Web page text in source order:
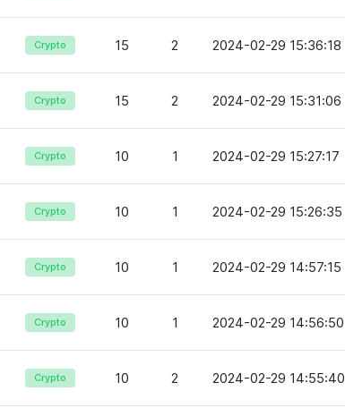
Crypto 15 2 2024-02-29 15:36:18
Crypto 15 2 2024-02-29 15:31:06
Crypto 10 1 2024-02-29 15:27:17
Crypto 10 1 2024-02-29 15:26:35
Crypto 10 1 2024-02-29 14:57:15
Crypto 10 1 2024-02-29 14:56:50
Crypto 10 2 2024-02-29 14:55:40